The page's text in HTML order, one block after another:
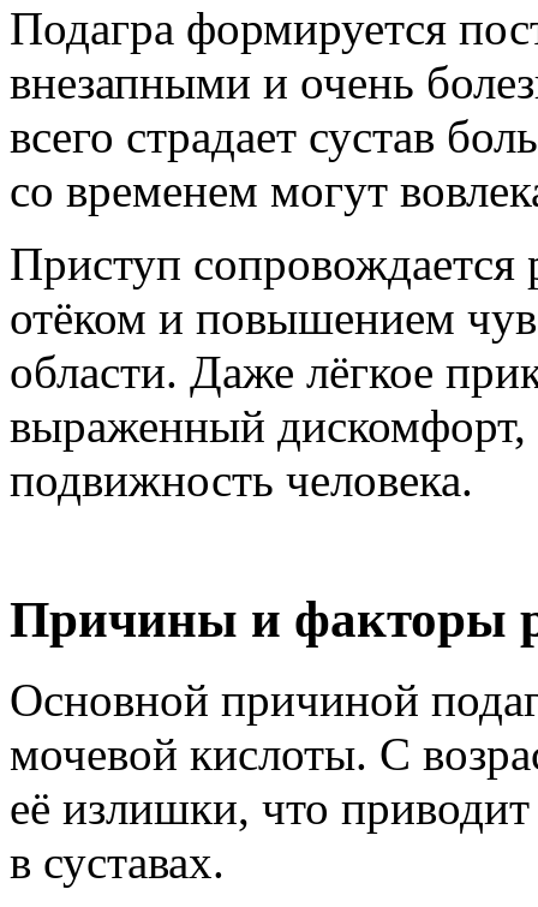
Подагра формируется
внезапными и очень
всего страдает сустав
со временем могут
Приступ
отёком и повышением
области. Даже лёгкое
выраженный дискомфорт,
подвижность человека.
Причины и факторы
Основной причиной
мочевой кислоты. С
её излишки, что
в суставах.